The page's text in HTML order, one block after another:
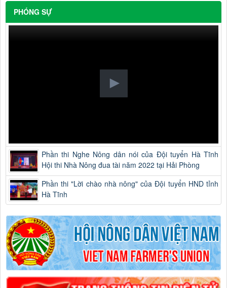
PHÓNG SỰ
Phần thi Nghe Nông dân nói của Đội tuyển Hà Tĩnh
Hội thi Nhà Nông đua tài năm 2022 tại Hải Phòng
Phần thi "Lời chào nhà nông" của Đội tuyển HND tỉnh
Hà Tĩnh